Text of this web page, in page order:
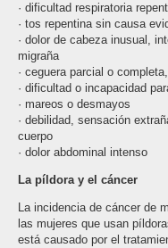
· dificultad respiratoria
· tos repentina sin causa
· dolor de cabeza inusual,
migraña
· ceguera parcial o
· dificultad o incapacidad
· mareos o desmayos
· debilidad, sensación
cuerpo
· dolor abdominal intenso
La píldora y el cáncer
La incidencia de cáncer de
las mujeres que usan
está causado por el